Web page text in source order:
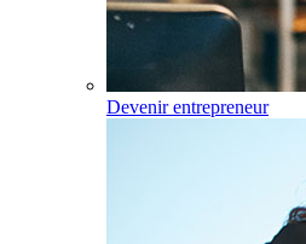
Devenir entrepreneur